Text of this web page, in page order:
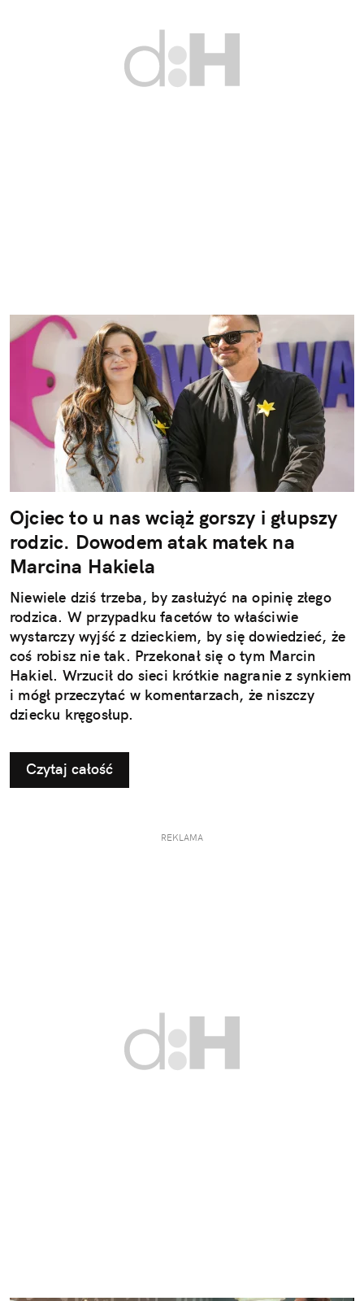
Ojciec to u nas wciąż gorszy i głupszy
rodzic. Dowodem atak matek na
Marcina Hakiela
Niewiele dziś trzeba, by zasłużyć na opinię złego
rodzica. W przypadku facetów to właściwie
wystarczy wyjść z dzieckiem, by się dowiedzieć, że
coś robisz nie tak. Przekonał się o tym Marcin
Hakiel. Wrzucił do sieci krótkie nagranie z synkiem
i mógł przeczytać w komentarzach, że niszczy
dziecku kręgosłup.
Czytaj całość
REKLAMA